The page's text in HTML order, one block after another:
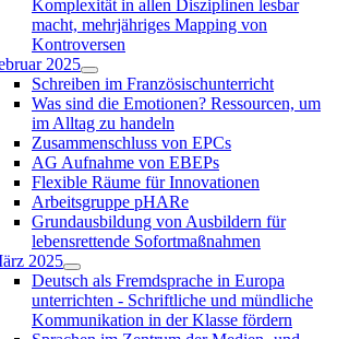
Komplexität in allen Disziplinen lesbar
macht, mehrjähriges Mapping von
Kontroversen
2025
Schreiben im Französischunterricht
Was sind die Emotionen? Ressourcen, um
im Alltag zu handeln
Zusammenschluss von EPCs
AG Aufnahme von EBEPs
Flexible Räume für Innovationen
Arbeitsgruppe pHARe
Grundausbildung von Ausbildern für
lebensrettende Sofortmaßnahmen
2025
Deutsch als Fremdsprache in Europa
unterrichten - Schriftliche und mündliche
Kommunikation in der Klasse fördern